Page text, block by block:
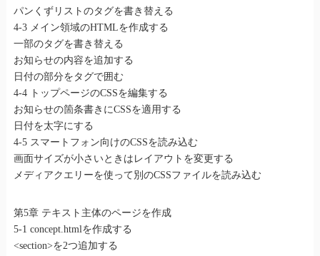
パンくずリストのタグを書き替える
4-3 メイン領域のHTMLを作成する
一部のタグを書き替える
お知らせの内容を追加する
日付の部分をタグで囲む
4-4 トップページのCSSを編集する
お知らせの箇条書きにCSSを適用する
日付を太字にする
4-5 スマートフォン向けのCSSを読み込む
画面サイズが小さいときはレイアウトを変更する
メディアクエリーを使って別のCSSファイルを読み込む
第5章 テキスト主体のページを作成
5-1 concept.htmlを作成する
<section>を2つ追加する